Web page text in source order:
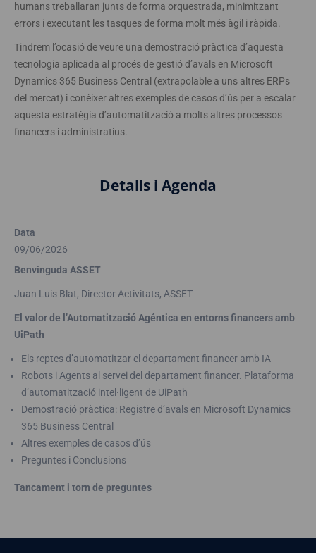
humans treballaran junts de forma orquestrada, minimitzant
errors i executant les tasques de forma molt més àgil i ràpida.
Tindrem l’ocasió de veure una demostració pràctica d’aquesta
tecnologia aplicada al procés de gestió d’avals en Microsoft
Dynamics 365 Business Central (extrapolable a uns altres ERPs
del mercat) i conèixer altres exemples de casos d’ús per a escalar
aquesta estratègia d’automatització a molts altres processos
financers i administratius.
Detalls i Agenda
Data
09/06/2026
Benvinguda ASSET
Juan Luis Blat, Director Activitats, ASSET
El valor de l’Automatització Agéntica en entorns financers amb
UiPath
Els reptes d’automatitzar el departament financer amb IA
Robots i Agents al servei del departament financer. Plataforma
d’automatització intel·ligent de UiPath
Demostració pràctica: Registre d’avals en Microsoft Dynamics
365 Business Central
Altres exemples de casos d’ús
Preguntes i Conclusions
Tancament i torn de preguntes